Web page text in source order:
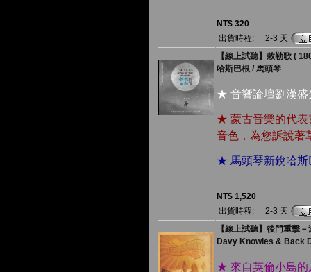
NT$ 320
出貨時程:
2-3 天
【線上試聽】敕勒歌 (
哈斯巴根 / 馬頭琴
★ 音響論壇劉漢盛
★ 蒙古音樂的代表
音色，為您訴說著
★ 馬頭琴新銳哈斯
NT$ 1,520
出貨時程:
2-3 天
【線上試聽】後門重擊
Davy Knowles & Back
★ 來自英倫小島的